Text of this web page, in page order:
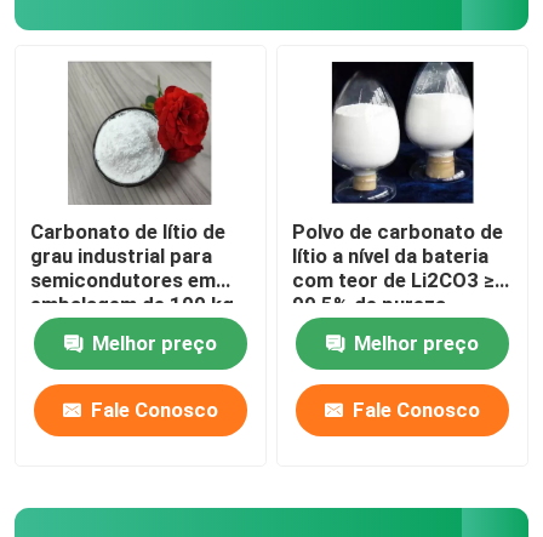
Carbonato de lítio de
grau industrial para
semicondutores em
embalagem de 100 kg
Melhor preço
Fale Conosco
Polvo de carbonato de
lítio a nível da bateria
com teor de Li2CO3 ≥
99,5% de pureza
Melhor preço
Fale Conosco